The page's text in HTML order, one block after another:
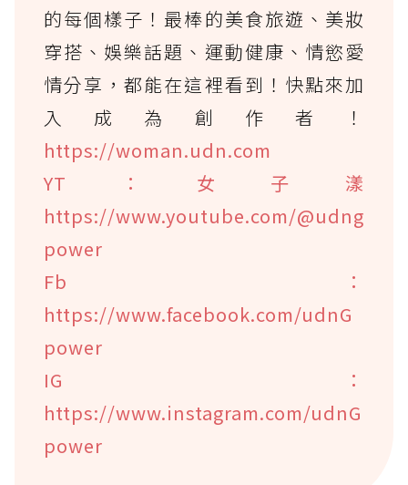
的每個樣子！最棒的美食旅遊、美妝
穿搭、娛樂話題、運動健康、情慾愛
情分享，都能在這裡看到！快點來加
入成為創作者！
https://woman.udn.com
YT：女子漾
https://www.youtube.com/@udng
power
Fb：
https://www.facebook.com/udnG
power
IG：
https://www.instagram.com/udnG
power